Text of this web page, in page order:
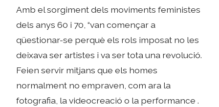
Amb el sorgiment dels moviments feministes
dels anys 60 i 70, “van començar a
qüestionar-se perquè els rols imposat no les
deixava ser artistes i va ser tota una revolució.
Feien servir mitjans que els homes
normalment no empraven, com ara la
fotografia, la videocreació o la performance .